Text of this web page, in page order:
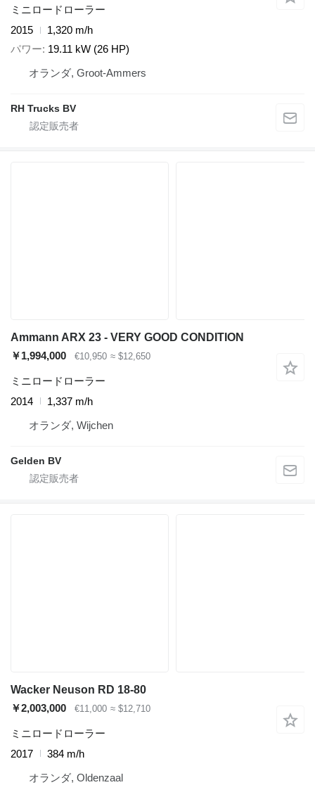
ミニロードローラー
2015
1,320 m/h
パワー 19.11 kW (26 HP)
オランダ, Groot-Ammers
RH Trucks BV
Ammann ARX 23 - VERY GOOD CONDITION
￥1,994,000
€10,950 ≈ $12,650
ミニロードローラー
2014
1,337 m/h
オランダ, Wijchen
Gelden BV
Wacker Neuson RD 18-80
￥2,003,000
€11,000 ≈ $12,710
ミニロードローラー
2017
384 m/h
オランダ, Oldenzaal